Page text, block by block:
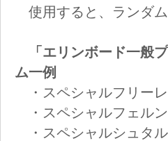
使用すると、ランダ
「エリンボード一般
ム一例
・スペシャルフリー
・スペシャルフェル
・スペシャルシュタ